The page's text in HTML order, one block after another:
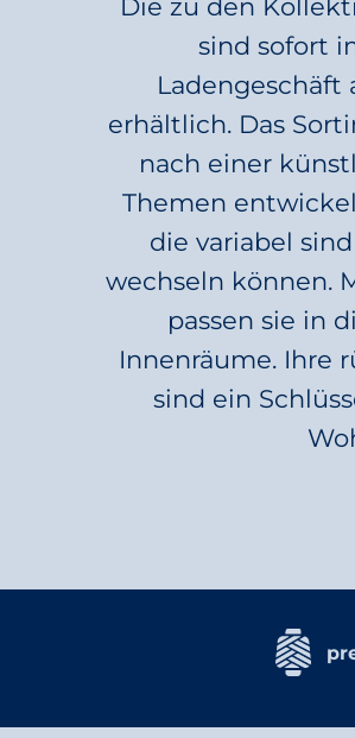
Die zu den
sind sofort
Ladengeschäft
erhältlich. Das
nach einer
Themen
die variabel
wechseln können.
passen sie in
Innenräume. Ihre
sind ein